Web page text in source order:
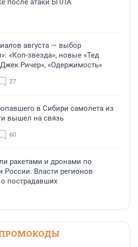
после атаки БПЛА
августа — выбор
«Коп-звезда», новые «Тед
Ричер», «Одержимость»
27
в Сибири самолета из
вышел на связь
60
ракетами и дронами по
России. Власти регионов
пострадавших